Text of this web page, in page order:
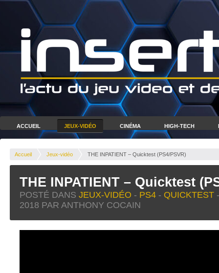
ACCUEIL JEUX-VIDÉO CINÉMA HIGH-TECH
Accueil Jeux-vidéo THE INPATIENT – Quicktest (PS4/PSVR)
THE INPATIENT – Quicktest
POSTÉ DANS JEUX-VIDÉO - PS4 - QUICKTEST
2018 PAR ANTHONY COCAIN